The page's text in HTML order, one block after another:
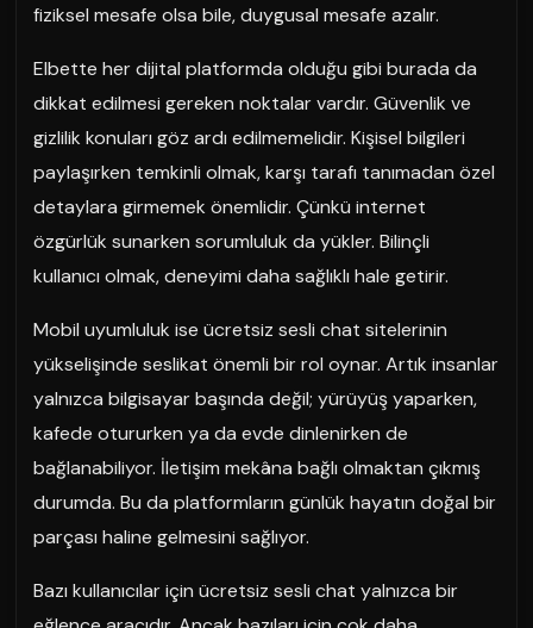
fiziksel mesafe olsa bile, duygusal mesafe azalır.
Elbette her dijital platformda olduğu gibi burada da
dikkat edilmesi gereken noktalar vardır. Güvenlik ve
gizlilik konuları göz ardı edilmemelidir. Kişisel bilgileri
paylaşırken temkinli olmak, karşı tarafı tanımadan özel
detaylara girmemek önemlidir. Çünkü internet
özgürlük sunarken sorumluluk da yükler. Bilinçli
kullanıcı olmak, deneyimi daha sağlıklı hale getirir.
Mobil uyumluluk ise ücretsiz sesli chat sitelerinin
yükselişinde seslikat önemli bir rol oynar. Artık insanlar
yalnızca bilgisayar başında değil; yürüyüş yaparken,
kafede otururken ya da evde dinlenirken de
bağlanabiliyor. İletişim mekâna bağlı olmaktan çıkmış
durumda. Bu da platformların günlük hayatın doğal bir
parçası haline gelmesini sağlıyor.
Bazı kullanıcılar için ücretsiz sesli chat yalnızca bir